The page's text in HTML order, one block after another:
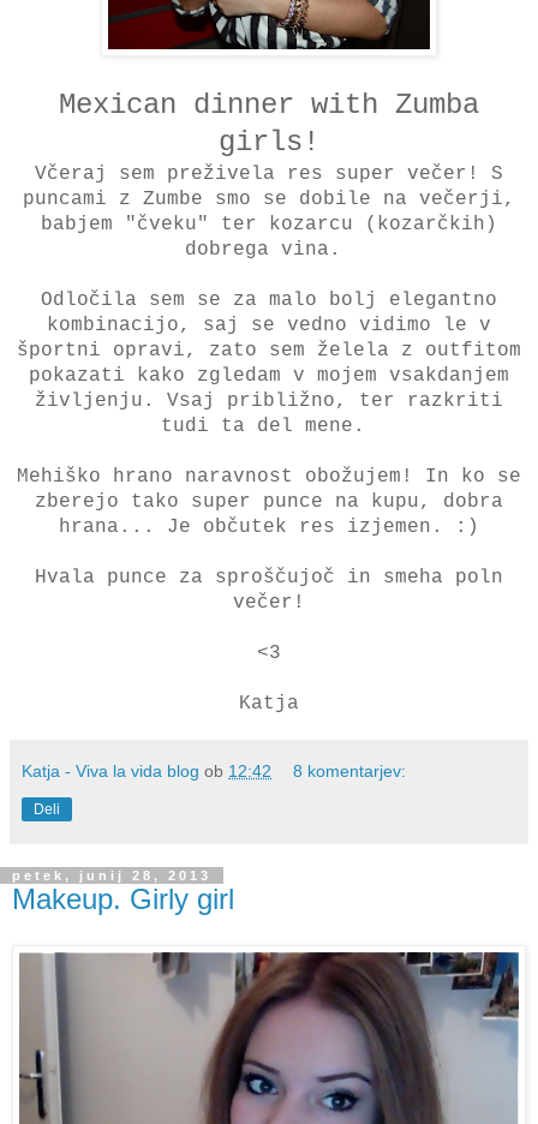
Mexican dinner with Zumba
girls!
Včeraj sem preživela res super večer! S
puncami z Zumbe smo se dobile na večerji,
babjem "čveku" ter kozarcu (kozarčkih)
dobrega vina.
Odločila sem se za malo bolj elegantno
kombinacijo, saj se vedno vidimo le v
športni opravi, zato sem želela z outfitom
pokazati kako zgledam v mojem vsakdanjem
življenju. Vsaj približno, ter razkriti
tudi ta del mene.
Mehiško hrano naravnost obožujem! In ko se
zberejo tako super punce na kupu, dobra
hrana... Je občutek res izjemen. :)
Hvala punce za sproščujoč in smeha poln
večer!
<3
Katja
Katja - Viva la vida blog ob 12:42 8 komentarjev:
Deli
petek, junij 28, 2013
Makeup. Girly girl